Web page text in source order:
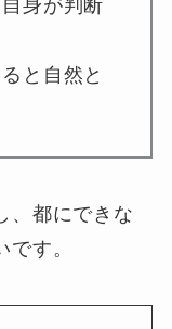
身が判断
と自然と
、都にできな
す。